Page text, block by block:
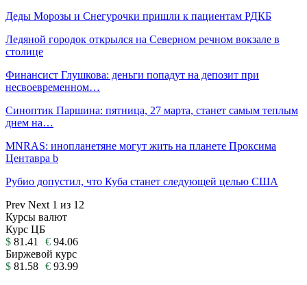
Деды Морозы и Снегурочки пришли к пациентам РДКБ
Ледяной городок открылся на Северном речном вокзале в
столице
Финансист Глушкова: деньги попадут на депозит при
несвоевременном…
Синоптик Паршина: пятница, 27 марта, станет самым теплым
днем на…
MNRAS: инопланетяне могут жить на планете Проксима
Центавра b
Рубио допустил, что Куба станет следующей целью США
Prev Next 1 из 12
Курсы валют
Курс ЦБ
$ 81.41 € 94.06
Биржевой курс
$ 81.58 € 93.99